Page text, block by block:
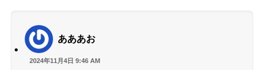
あああお
2024年11月4日 9:46 AM